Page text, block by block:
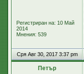
Регистриран на: 10 Май
2014
Мнения: 539
Сря Авг 30, 2017 3:37 pm
Петър